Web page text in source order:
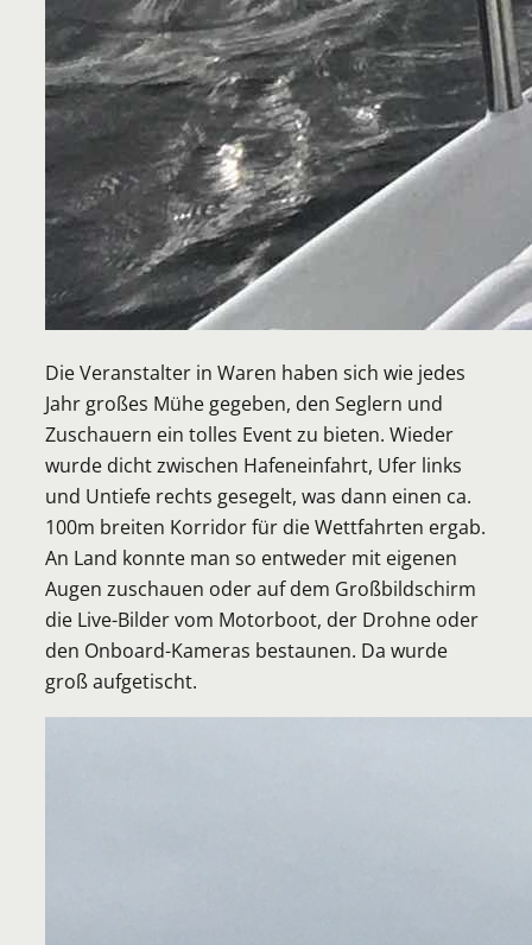
Die Veranstalter in Waren haben sich wie jedes
Jahr großes Mühe gegeben, den Seglern und
Zuschauern ein tolles Event zu bieten. Wieder
wurde dicht zwischen Hafeneinfahrt, Ufer links
und Untiefe rechts gesegelt, was dann einen ca.
100m breiten Korridor für die Wettfahrten ergab.
An Land konnte man so entweder mit eigenen
Augen zuschauen oder auf dem Großbildschirm
die Live-Bilder vom Motorboot, der Drohne oder
den Onboard-Kameras bestaunen. Da wurde
groß aufgetischt.